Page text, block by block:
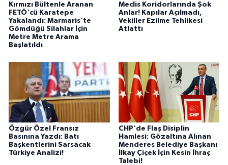
Kırmızı Bültenle Aranan
FETÖ'cü Karatepe
Yakalandı: Marmaris'te
Gömdüğü Silahlar İçin
Metre Metre Arama
Başlatıldı
Meclis Koridorlarında Şok
Anlar! Kapılar Açılmadı,
Vekiller Ezilme Tehlikesi
Atlattı
Özgür Özel Fransız
Basınına Yazdı: Batı
Başkentlerini Sarsacak
Türkiye Analizi!
CHP'de Flaş Disiplin
Hamlesi: Gözaltına Alınan
Menderes Belediye Başkanı
İlkay Çiçek İçin Kesin İhraç
Talebi!